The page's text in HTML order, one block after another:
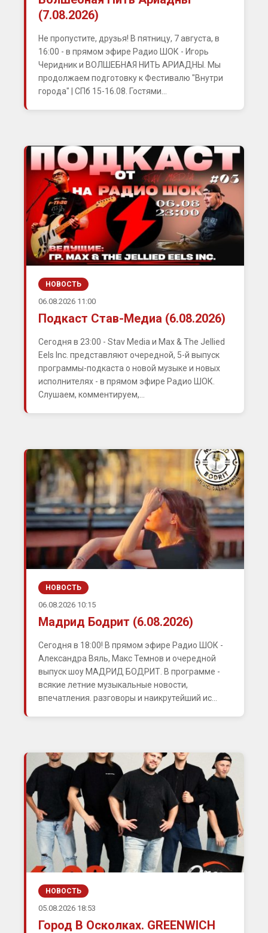
(7.08.2026)
Не пропустите, друзья! В пятницу, 7 августа, в
16:00 - в прямом эфире Радио ШОК - Игорь
Черидник и ВОЛШЕБНАЯ НИТЬ АРИАДНЫ. Мы
продолжаем подготовку к Фестивалю "Внутри
города" | СПб 15-16.08. Гостями...
НОВОСТЬ
06.08.2026 11:00
Подкаст Став-Медиа (6.08.2026)
Сегодня в 23:00 - Stav Media и Max & The Jellied
Eels Inc. представляют очередной, 5-й выпуск
программы-подкаста о новой музыке и новых
исполнителях - в прямом эфире Радио ШОК.
Слушаем, комментируем,...
НОВОСТЬ
06.08.2026 10:15
Мадрид Бодрит (6.08.2026)
Сегодня в 18:00! В прямом эфире Радио ШОК -
Александра Вяль, Макс Темнов и очередной
выпуск шоу МАДРИД БОДРИТ. В программе -
всякие летние музыкальные новости,
впечатления. разговоры и наикрутейший ис...
НОВОСТЬ
05.08.2026 18:53
Город В Осколках. GREENWICH